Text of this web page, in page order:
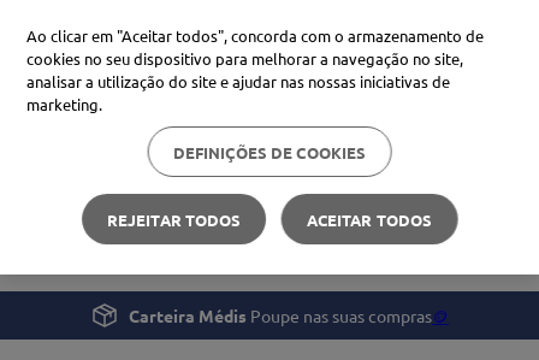
Procure no Marketplace Médis
Pesquisas mais comuns
xiaomi
uriage
4º svr
Saúde
Tosse, Gripe e Constipação
Strepherbal Pst Chupar Propólis/cidreira 16
Carteira Médis Poupe nas suas compras🪙
Ao clicar em "Aceitar todos", concorda com o armazenamento de
cookies no seu dispositivo para melhorar a navegação no site,
analisar a utilização do site e ajudar nas nossas iniciativas de
marketing.
DEFINIÇÕES DE COOKIES
REJEITAR TODOS ACEITAR TODOS